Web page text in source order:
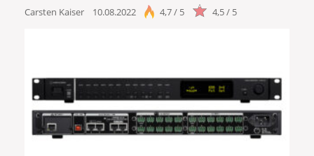
Carsten Kaiser 10.08.2022 4,7 / 5 4,5 / 5